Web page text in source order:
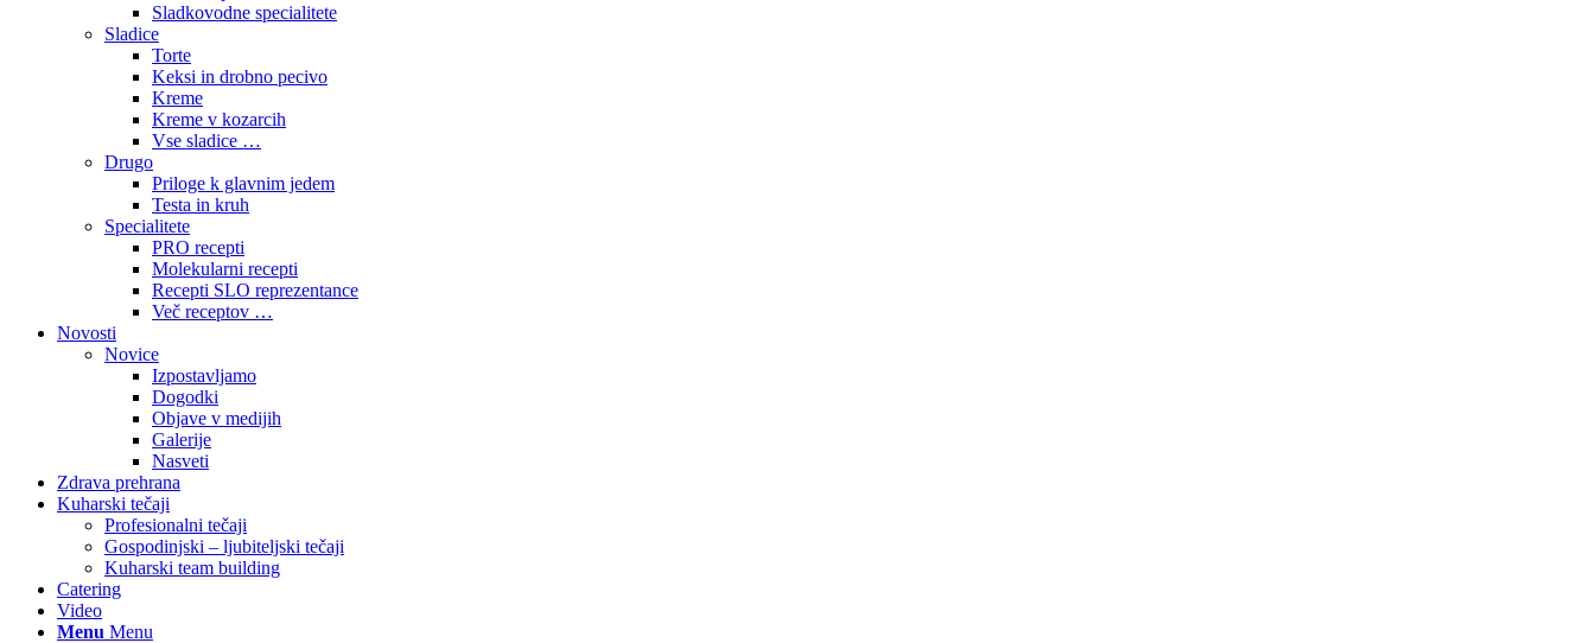
Sladkovodne specialitete
Sladice
Torte
Keksi in drobno pecivo
Kreme
Kreme v kozarcih
Vse sladice …
Drugo
Priloge k glavnim jedem
Testa in kruh
Specialitete
PRO recepti
Molekularni recepti
Recepti SLO reprezentance
Več receptov …
Novosti
Novice
Izpostavljamo
Dogodki
Objave v medijih
Galerije
Nasveti
Zdrava prehrana
Kuharski tečaji
Profesionalni tečaji
Gospodinjski – ljubiteljski tečaji
Kuharski team building
Catering
Video
Menu Menu